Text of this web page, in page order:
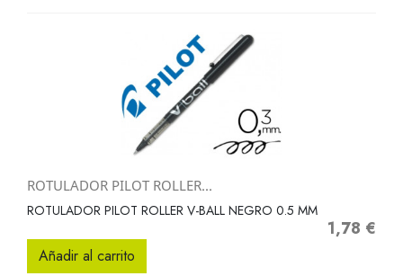
ROTULADOR PILOT ROLLER...
ROTULADOR PILOT ROLLER V-BALL NEGRO 0.5 MM
Precio
1,78 €
Añadir al carrito